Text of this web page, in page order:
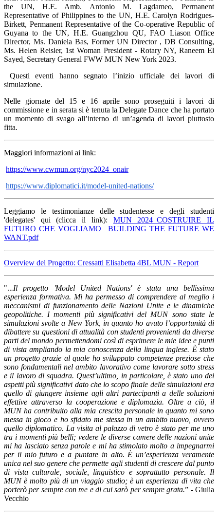
the UN, H.E. Amb. Antonio M. Lagdameo, Permanent
Representative of Philippines to the UN, H.E. Carolyn Rodrigues-
Birkett, Permanent Representative of the Co-operative Republic of
Guyana to the UN, H.E. Guangzhou QU, FAO Liason Office
Director, Ms. Daniela Bas, Former UN Director , DB Consulting,
Ms. Helen Reisler, 1st Woman President - Rotary NY, Raneem El
Sayed, Secretary General FWW MUN New York 2023.
Questi eventi hanno segnato l’inizio ufficiale dei lavori di
simulazione.
Nelle giornate del 15 e 16 aprile sono proseguiti i lavori di
commissione e in serata si è tenuta la Delegate Dance che ha portato
un momento di svago all’interno di un’agenda di lavori piuttosto
fitta.
Maggiori informazioni ai link:
https://www.cwmun.org/nyc2024_onair
https://www.diplomatici.it/model-united-nations/
Leggiamo le testimonianze delle studentesse e degli studenti
'delegates' qui (clicca il link): MUN 2024_COSTRUIRE IL
FUTURO CHE VOGLIAMO_ BUILDING THE FUTURE WE
WANT.pdf
Overview del Progetto: Cressatti Elisabetta 4BL MUN - Report
"...Il progetto 'Model United Nations' è stata una bellissima
esperienza formativa. Mi ha permesso di comprendere al meglio i
meccanismi di funzionamento delle Nazioni Unite e le dinamiche
geopolitiche. I momenti più significativi del MUN sono state le
simulazioni svolte a New York, in quanto ho avuto l’opportunità di
dibattere su questioni di attualità con studenti provenienti da diverse
parti del mondo permettendomi così di esprimere le mie idee e punti
di vista ampliando la mia conoscenza della lingua inglese. È stato
un progetto grazie al quale ho sviluppato competenze preziose che
sono fondamentali nel ambito lavorativo come lavorare sotto stress
e il lavoro di squadra. Quest’ultimo, in particolare, è stato uno dei
aspetti più significativi dato che lo scopo finale delle simulazioni era
quello di giungere insieme agli altri partecipanti a delle soluzioni
effettive attraverso la cooperazione e diplomazia. Oltre a ciò, il
MUN ha contribuito alla mia crescita personale in quanto mi sono
messa in gioco e ho sfidato me stessa in un ambito nuovo, ovvero
quello diplomatico. La visita al palazzo di vetro è stato per me uno
tra i momenti più belli; vedere le diverse camere delle nazioni unite
mi ha lasciato senza parole e mi ha stimolato molto a impegnarmi
per il mio futuro e a puntare in alto. È un’esperienza veramente
unica nel suo genere che permette agli studenti di crescere dal punto
di vista culturale, sociale, linguistico e soprattutto personale. Il
MUN è molto più di un viaggio studio; è un esperienza di vita che
porterò per sempre con me e di cui sarò per sempre grata.” - Giulia
Vecchio